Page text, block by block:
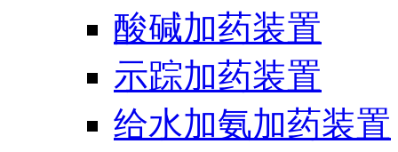
酸碱加药装置
示踪加药装置
给水加氨加药装置